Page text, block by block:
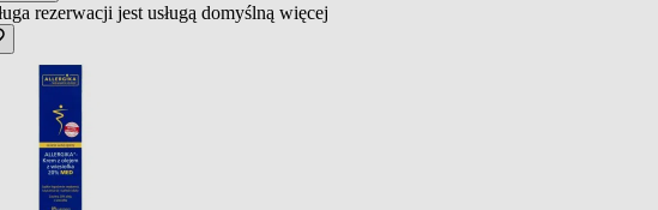
rezerwacji jest usługą domyślną więcej